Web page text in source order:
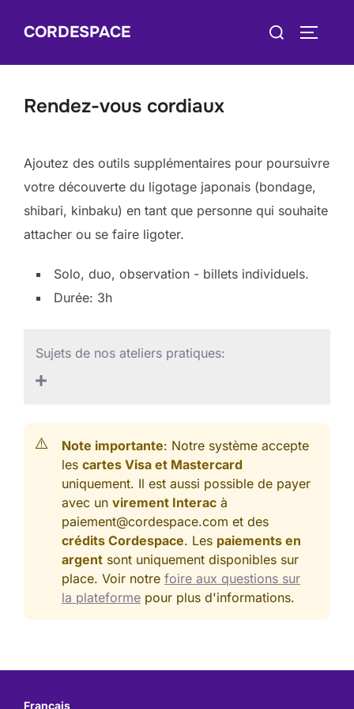
CORDESPACE
Search
Rendez-vous cordiaux
Ajoutez des outils supplémentaires pour poursuivre
votre découverte du ligotage japonais (bondage,
shibari, kinbaku) en tant que personne qui souhaite
attacher ou se faire ligoter.
Solo, duo, observation - billets individuels.
Durée: 3h
Sujets de nos ateliers pratiques:
Note importante: Notre système accepte
les cartes Visa et Mastercard
uniquement. Il est aussi possible de payer
avec un virement Interac à
paiement@cordespace.com et des
crédits Cordespace. Les paiements en
argent sont uniquement disponibles sur
place. Voir notre foire aux questions sur
la plateforme pour plus d'informations.
Français